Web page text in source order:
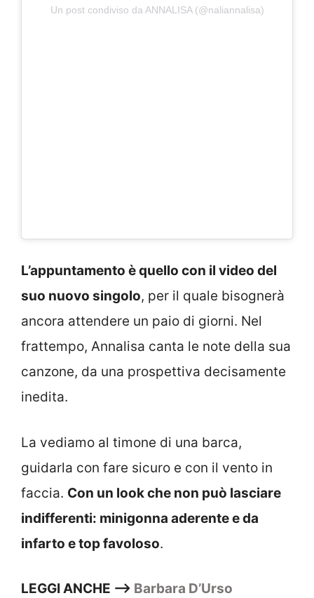
Un post condiviso da ANNALISA (@naliannalisa)
L’appuntamento è quello con il video del
suo nuovo singolo, per il quale bisognerà
ancora attendere un paio di giorni. Nel
frattempo, Annalisa canta le note della sua
canzone, da una prospettiva decisamente
inedita.
La vediamo al timone di una barca,
guidarla con fare sicuro e con il vento in
faccia. Con un look che non può lasciare
indifferenti: minigonna aderente e da
infarto e top favoloso.
LEGGI ANCHE –> Barbara D’Urso